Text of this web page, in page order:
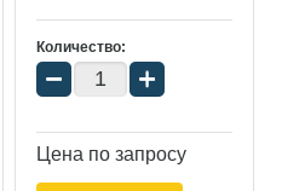
Количество:
− +
Цена по запросу